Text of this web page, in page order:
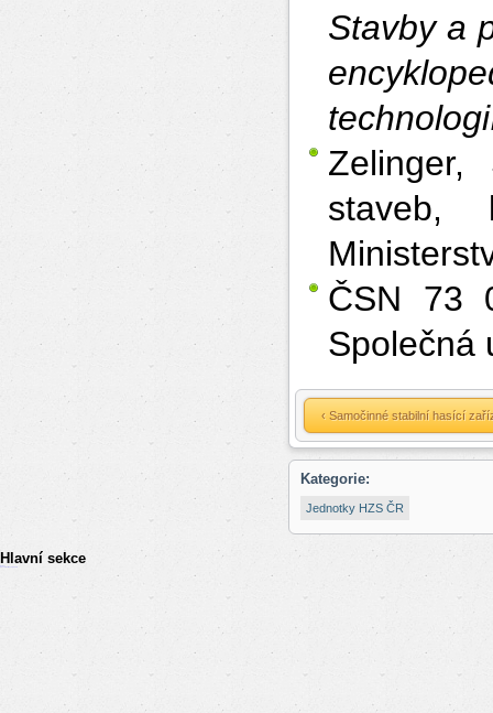
Stavby a
Zelinger,
staveb,
ČSN 73
Společná
‹ Samočinné stabilní hasící
Kategorie:
Jednotky HZS ČR
Hlavní sekce